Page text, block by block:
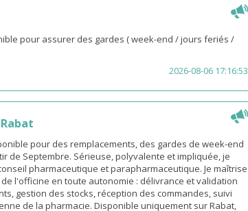
pour assurer des gardes ( week-end / jours feriés /
2026-08-06 17:16:53
pour des remplacements, des gardes de week-end
de Septembre. Sérieuse, polyvalente et impliquée, je
pharmaceutique et parapharmaceutique. Je maîtrise
l'officine en toute autonomie : délivrance et validation
gestion des stocks, réception des commandes, suivi
de la pharmacie. Disponible uniquement sur Rabat,